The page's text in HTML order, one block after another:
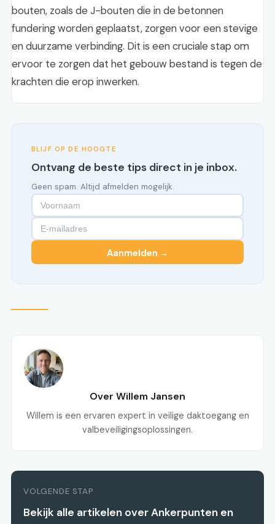
bouten, zoals de J-bouten die in de betonnen
fundering worden geplaatst, zorgen voor een stevige
en duurzame verbinding. Dit is een cruciale stap om
ervoor te zorgen dat het gebouw bestand is tegen de
krachten die erop inwerken.
BLIJF OP DE HOOGTE
Ontvang de beste tips direct in je inbox.
Geen spam. Altijd afmelden mogelijk.
Aanmelden →
Over Willem Jansen
Willem is een ervaren expert in veilige daktoegang en
valbeveiligingsoplossingen.
VOLGENDE STAP
Bekijk alle artikelen over Ankerpunten en